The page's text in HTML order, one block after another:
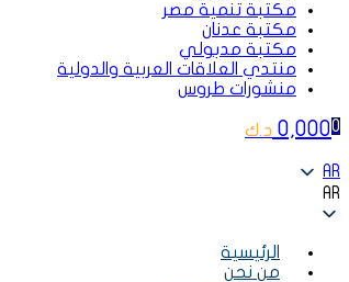
مكتبة تنمية مصر
مكتبة عدنان
مكتبة مدبولي
منتدي العلاقات العربية والدولية
منشورات طروس
0
0,000 د.ك
AR
AR
الرئيسية
من نحن